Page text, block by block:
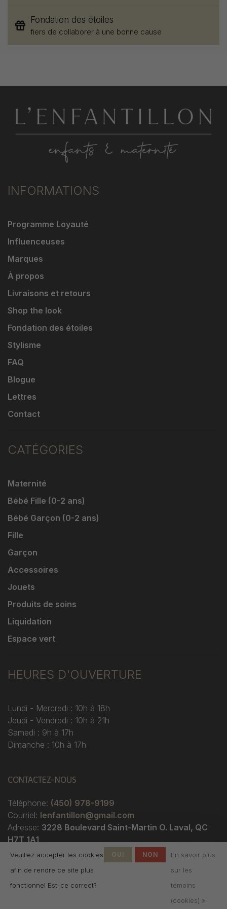
Fondation des étoiles
fiers de collaborer à une bonne cause
INFORMATIONS
Programme Loyauté
Influenceuses
Marques
À propos
Livraisons et retours
Shop the look
Fondation des étoiles
Stylisme
FAQ
Blogue
Lettres
Contact
CATÉGORIES
Maternité
Bébé Fille (0-2 ans)
Bébé Garçon (0-2 ans)
Fille
Garçon
Accessoires
Jouets
Produits de soins
Liquidation
Espace vert
HEURES D'OUVERTURE
Lundi - Mercredi : 10h à 18h
Jeudi - Vendredi : 10h à 21h
Samedi : 9h à 17h
Dimanche : 10h à 17h
CONTACTEZ-NOUS
Téléphone: (450) 978-9199
Courriel: lenfantillon@gmail.com
Adresse: 3228 Boulevard Saint-Martin O. Laval, QC
H7T 1A1
Veuillez accepter les cookies
afin de rendre ce site plus
fonctionnel Est-ce correct?
OUI NON
En savoir plus
sur les
témoins
(cookies) »